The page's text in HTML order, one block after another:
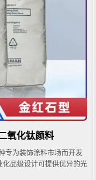
氧化钛颜料
专为装饰涂料市场而开发
品级设计可提供优异的光